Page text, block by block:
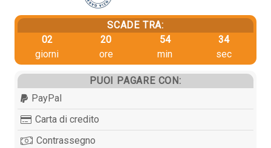
SCADE TRA:
02
giorni
20
ore
54
min
34
sec
PUOI PAGARE CON:
PayPal
Carta di credito
Contrassegno